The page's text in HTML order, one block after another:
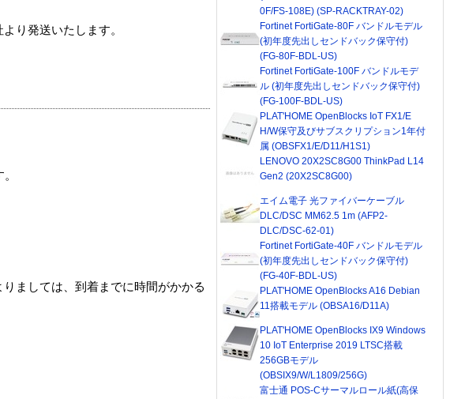
り発送いたします。
ましては、到着までに時間がかかる
0F/FS-108E) (SP-RACKTRAY-02)
Fortinet FortiGate-80F バンドルモデル
(初年度先出しセンドバック保守付)
(FG-80F-BDL-US)
Fortinet FortiGate-100F バンドルモデ
ル (初年度先出しセンドバック保守付)
(FG-100F-BDL-US)
PLAT'HOME OpenBlocks IoT FX1/E
H/W保守及びサブスクリプション1年付
属 (OBSFX1/E/D11/H1S1)
LENOVO 20X2SC8G00 ThinkPad L14
Gen2 (20X2SC8G00)
エイム電子 光ファイバーケーブル
DLC/DSC MM62.5 1m (AFP2-
DLC/DSC-62-01)
Fortinet FortiGate-40F バンドルモデル
(初年度先出しセンドバック保守付)
(FG-40F-BDL-US)
PLAT'HOME OpenBlocks A16 Debian
11搭載モデル (OBSA16/D11A)
PLAT'HOME OpenBlocks IX9 Windows
10 IoT Enterprise 2019 LTSC搭載
256GBモデル
(OBSIX9/W/L1809/256G)
富士通 POS-Cサーマルロール紙(高保